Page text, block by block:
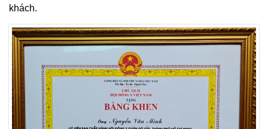
khách.